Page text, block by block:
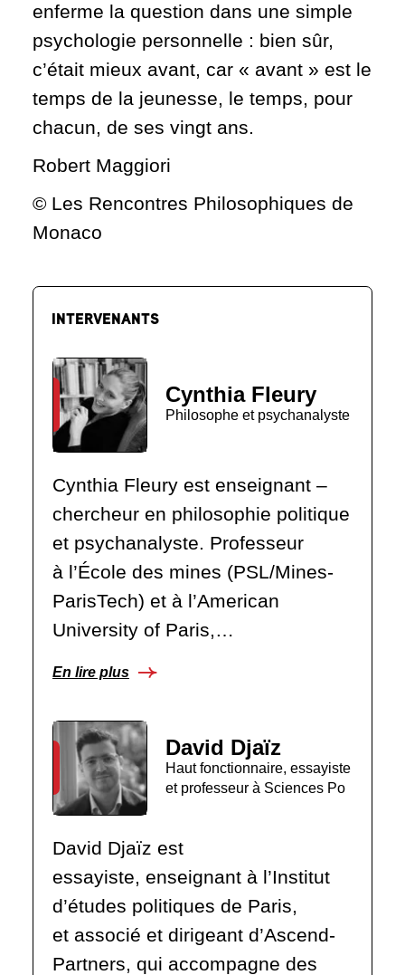
enferme la question dans une simple
psychologie personnelle : bien sûr,
c’était mieux avant, car « avant » est le
temps de la jeunesse, le temps, pour
chacun, de ses vingt ans.
Robert Maggiori
© Les Rencontres Philosophiques de
Monaco
INTERVENANTS
Cynthia Fleury
Philosophe et psychanalyste
Cynthia Fleury est enseignant –
chercheur en philosophie politique
et psychanalyste. Professeur
à l’École des mines (PSL/Mines-
ParisTech) et à l’American
University of Paris,…
En lire plus
David Djaïz
Haut fonctionnaire, essayiste
et professeur à Sciences Po
David Djaïz est
essayiste, enseignant à l’Institut
d’études politiques de Paris,
et associé et dirigeant d’Ascend-
Partners, qui accompagne des